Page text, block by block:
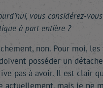
vous considérez-
à part entière ?
non. Pour moi, les
posséder un
pas à avoir. Il est clair
actuellement, mais je ne